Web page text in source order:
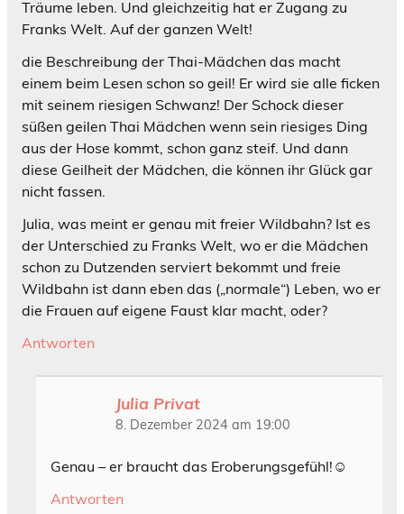
Träume leben. Und gleichzeitig hat er Zugang zu
Franks Welt. Auf der ganzen Welt!
die Beschreibung der Thai-Mädchen das macht
einem beim Lesen schon so geil! Er wird sie alle ficken
mit seinem riesigen Schwanz! Der Schock dieser
süßen geilen Thai Mädchen wenn sein riesiges Ding
aus der Hose kommt, schon ganz steif. Und dann
diese Geilheit der Mädchen, die können ihr Glück gar
nicht fassen.
Julia, was meint er genau mit freier Wildbahn? Ist es
der Unterschied zu Franks Welt, wo er die Mädchen
schon zu Dutzenden serviert bekommt und freie
Wildbahn ist dann eben das („normale“) Leben, wo er
die Frauen auf eigene Faust klar macht, oder?
Antworten
Julia Privat
8. Dezember 2024 am 19:00
Genau – er braucht das Eroberungsgefühl!☺
Antworten